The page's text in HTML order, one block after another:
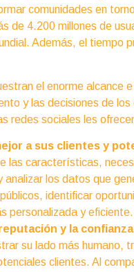
comunidades en
de 4.200 millones de
Además, el tiempo
el enorme alcance
y las decisiones de
redes sociales les
a sus clientes y
las características,
analizar los datos que
identificar
personalizada y eficiente.
y la confianza
su lado más humano,
clientes. Al